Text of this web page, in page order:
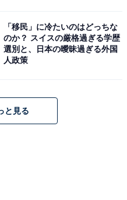
「邑楽郡千代田町」、1位は？
「移民」に冷たいのはどっちな
のか？ スイスの厳格過ぎる学歴
選別と、日本の曖昧過ぎる外国
人政策
と見る